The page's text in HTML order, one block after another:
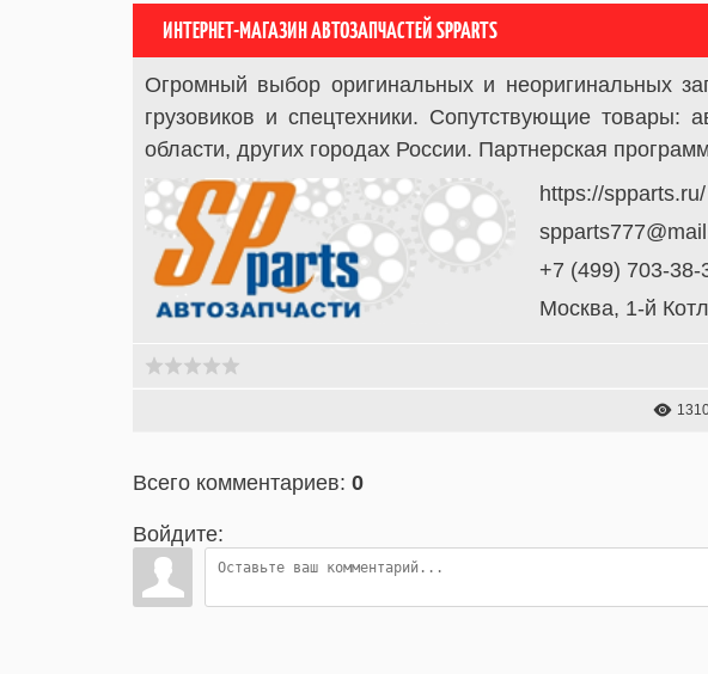
ИНТЕРНЕТ-МАГАЗИН АВТОЗАПЧАСТЕЙ SPPARTS
Огромный выбор оригинальных и неоригинальных
грузовиков и спецтехники. Сопутствующие
области, других городах России. Партнерская
https://spparts.ru/
+7 (499) 703-38-
Москва, 1-й
Всего комментариев: 0
Войдите: